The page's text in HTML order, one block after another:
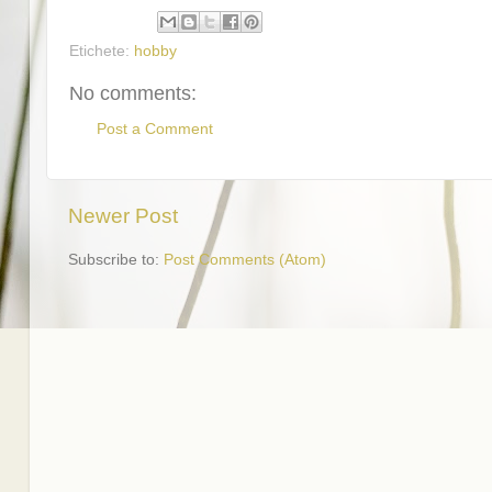
Etichete: hobby
No comments:
Post a Comment
Newer Post
Subscribe to: Post Comments (Atom)